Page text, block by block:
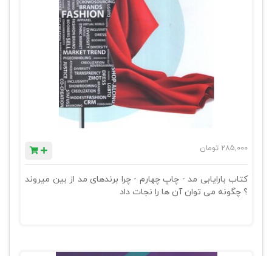
285,000 تومان
کتاب بارایابی مد - چاپ چهارم - چرا برندهای مد از بین میروند
؟ چگونه می توان آن ها را نجات داد